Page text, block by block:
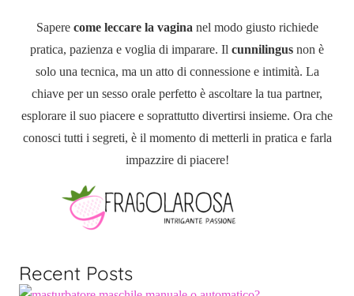
Sapere come leccare la vagina nel modo giusto richiede
pratica, pazienza e voglia di imparare. Il cunnilingus non è
solo una tecnica, ma un atto di connessione e intimità. La
chiave per un sesso orale perfetto è ascoltare la tua partner,
esplorare il suo piacere e soprattutto divertirsi insieme. Ora che
conosci tutti i segreti, è il momento di metterli in pratica e farla
impazzire di piacere!
Recent Posts